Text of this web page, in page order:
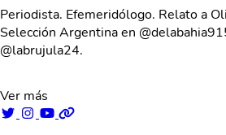
Periodista. Efemeridólogo. Relato a
Selección Argentina en
@labrujula24.
Ver más